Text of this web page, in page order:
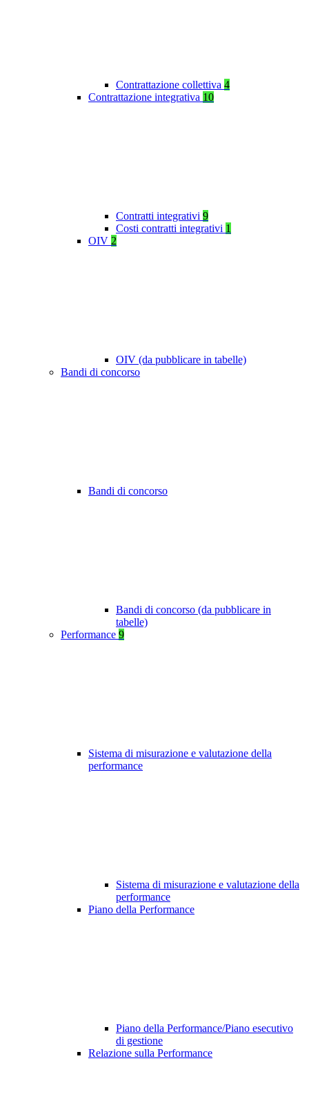
Contrattazione collettiva 4
Contrattazione integrativa 10
Contratti integrativi 9
Costi contratti integrativi 1
OIV 2
OIV (da pubblicare in tabelle)
Bandi di concorso
Bandi di concorso
Bandi di concorso (da pubblicare in
tabelle)
Performance 9
Sistema di misurazione e valutazione della
performance
Sistema di misurazione e valutazione della
performance
Piano della Performance
Piano della Performance/Piano esecutivo
di gestione
Relazione sulla Performance